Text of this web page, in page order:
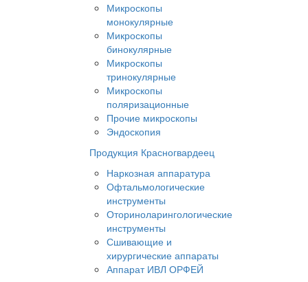
Микроскопы
монокулярные
Микроскопы
бинокулярные
Микроскопы
тринокулярные
Микроскопы
поляризационные
Прочие микроскопы
Эндоскопия
Продукция Красногвардеец
Наркозная аппаратура
Офтальмологические
инструменты
Оториноларингологические
инструменты
Сшивающие и
хирургические аппараты
Аппарат ИВЛ ОРФЕЙ